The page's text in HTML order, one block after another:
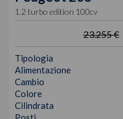
1.2 turbo edition 100cv
23.255 €
Tipologia
Alimentazione
Cambio
Colore
Cilindrata